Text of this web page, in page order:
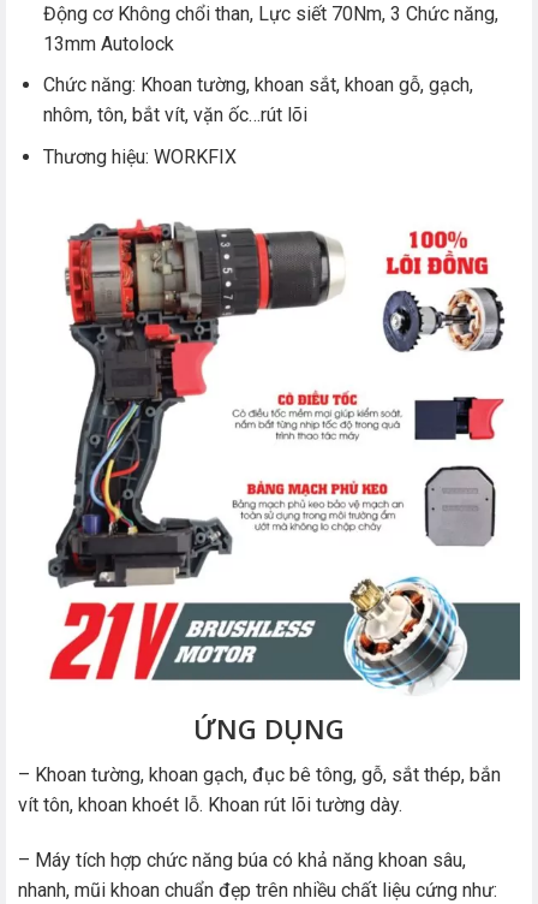
Động cơ Không chổi than, Lực siết 70Nm, 3 Chức năng,
13mm Autolock
Chức năng: Khoan tường, khoan sắt, khoan gỗ, gạch,
nhôm, tôn, bắt vít, vặn ốc…rút lõi
Thương hiệu: WORKFIX
ỨNG DỤNG
– Khoan tường, khoan gạch, đục bê tông, gỗ, sắt thép, bắn
vít tôn, khoan khoét lỗ. Khoan rút lõi tường dày.
– Máy tích hợp chức năng búa có khả năng khoan sâu,
nhanh, mũi khoan chuẩn đẹp trên nhiều chất liệu cứng như: